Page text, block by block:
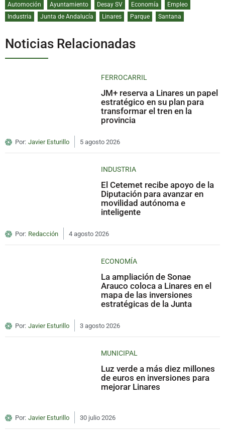
Automoción Ayuntamiento Desay SV Economía
Empleo
Industria
Junta de Andalucía Linares Parque Santana
Noticias Relacionadas
FERROCARRIL
JM+ reserva a Linares un papel
estratégico en su plan para
transformar el tren en la
provincia
Por: Javier Esturillo 5 agosto 2026
INDUSTRIA
El Cetemet recibe apoyo de la
Diputación para avanzar en
movilidad autónoma e
inteligente
Por: Redacción 4 agosto 2026
ECONOMÍA
La ampliación de Sonae
Arauco coloca a Linares en el
mapa de las inversiones
estratégicas de la Junta
Por: Javier Esturillo 3 agosto 2026
MUNICIPAL
Luz verde a más diez millones
de euros en inversiones para
mejorar Linares
Por: Javier Esturillo 30 julio 2026